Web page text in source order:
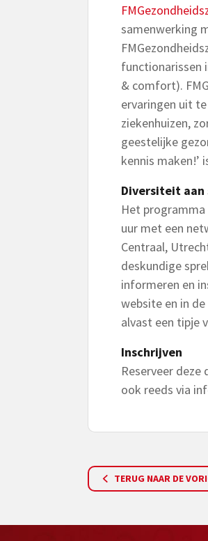
samenwerking
functionarissen
& comfort).
ervaringen uit
ziekenhuizen,
geestelijke
kennis maken!’
Diversiteit aan
Het
uur met een
Centraal,
deskundige
informeren en
website en in
alvast een tipje
Inschrijven
Reserveer
ook reeds via
TERUG NAAR DE